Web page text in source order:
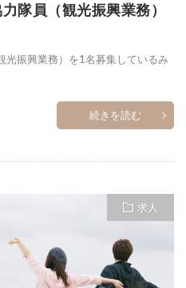
隊員（観光振興業務）
光振興業務）を1名募集しているみ
続きを読む
求人